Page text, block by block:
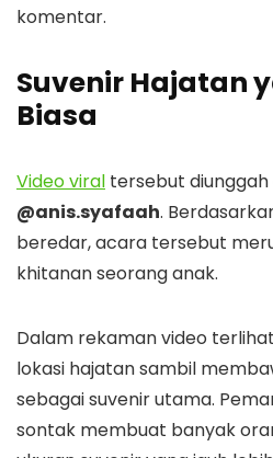
komentar.
Suvenir Hajatan
Biasa
Video viral tersebut
@anis.syafaah.
beredar, acara tersebut
khitanan seorang anak.
Dalam rekaman video
lokasi hajatan sambil
sebagai suvenir utama.
sontak membuat banyak